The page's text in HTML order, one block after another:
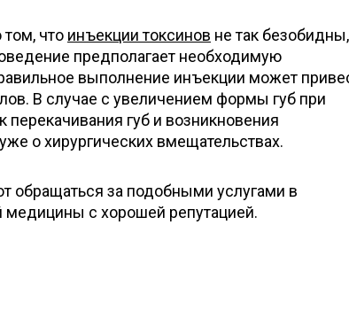
что инъекции токсинов не так
предполагает необходимую
выполнение инъекции может
В случае с увеличением формы губ при
губ и возникновения
о хирургических вмещательствах.
обращаться за подобными услугами в
медицины с хорошей репутацией.